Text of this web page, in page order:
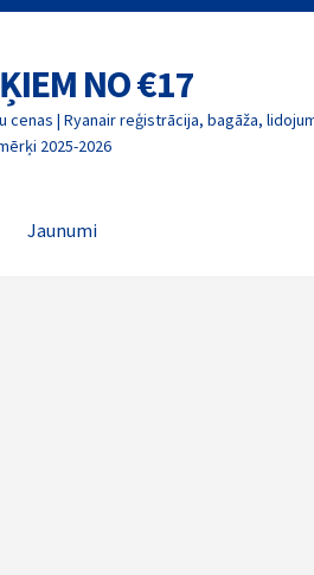
NO €17
| Ryanair reģistrācija, bagāža,
2025-2026
Jaunumi